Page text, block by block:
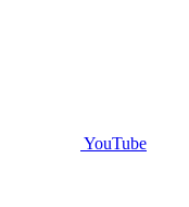
YouTube